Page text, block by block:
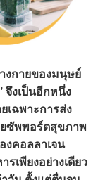
งกายของมนุษย์
จึงเป็นอีกหนึ่ง
เฉพาะการส่ง
ยซัพพอร์ตสุขภาพ
งคอลลาเจน
เพียงอย่างเดียว